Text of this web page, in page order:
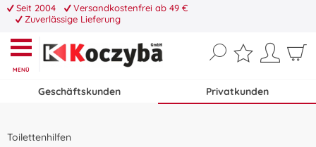
Seit 2004
Versandkostenfrei ab 49 €
Zuverlässige Lieferung
MENÜ
Geschäftskunden Privatkunden
Toilettenhilfen